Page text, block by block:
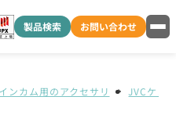
製品検索 お問い合わせ
ンカム用のアクセサリ JVCケン